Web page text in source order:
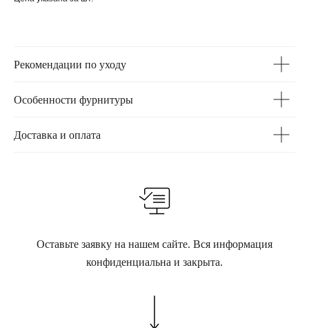
Рекомендации по уходу
Особенности фурнитуры
Доставка и оплата
Оставьте заявку на нашем сайте. Вся информация
конфиденциальна и закрыта.